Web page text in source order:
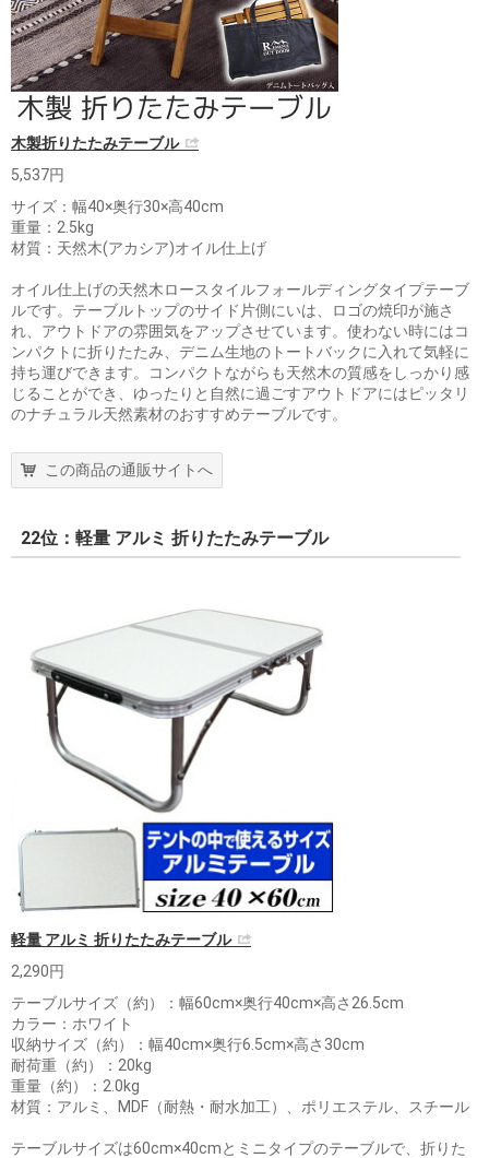
木製折りたたみテーブル
5,537円
サイズ：幅40×奥行30×高40cm
重量：2.5kg
材質：天然木(アカシア)オイル仕上げ
オイル仕上げの天然木ロースタイルフォールディングタイプテーブ
ルです。テーブルトップのサイド片側にいは、ロゴの焼印が施さ
れ、アウトドアの雰囲気をアップさせています。使わない時にはコ
ンパクトに折りたたみ、デニム生地のトートバックに入れて気軽に
持ち運びできます。コンパクトながらも天然木の質感をしっかり感
じることができ、ゆったりと自然に過ごすアウトドアにはピッタリ
のナチュラル天然素材のおすすめテーブルです。
この商品の通販サイトへ
22位：軽量 アルミ 折りたたみテーブル
軽量 アルミ 折りたたみテーブル
2,290円
テーブルサイズ（約）：幅60cm×奥行40cm×高さ26.5cm
カラー：ホワイト
収納サイズ（約）：幅40cm×奥行6.5cm×高さ30cm
耐荷重（約）：20kg
重量（約）：2.0kg
材質：アルミ、MDF（耐熱・耐水加工）、ポリエステル、スチール
テーブルサイズは60cm×40cmとミニタイプのテーブルで、折りた